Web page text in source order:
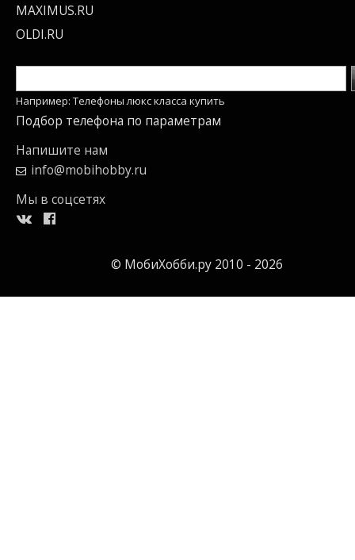
MAXIMUS.RU
OLDI.RU
Например: Телефоны люкс класса купить
Подбор телефона по параметрам
Напишите нам
info@mobihobby.ru
Мы в соцсетях
© МобиХобби.ру 2010 - 2026